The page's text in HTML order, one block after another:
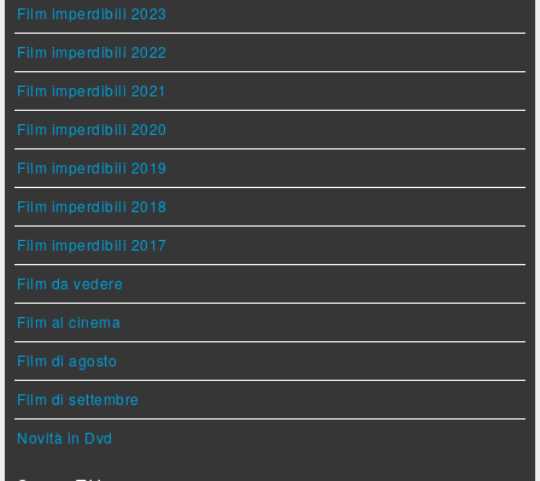
Film imperdibili 2023
Film imperdibili 2022
Film imperdibili 2021
Film imperdibili 2020
Film imperdibili 2019
Film imperdibili 2018
Film imperdibili 2017
Film da vedere
Film al cinema
Film di agosto
Film di settembre
Novità in Dvd